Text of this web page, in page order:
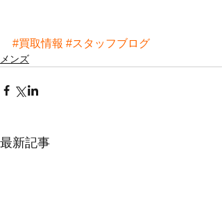
#買取情報 #スタッフブログ
メンズ
最新記事